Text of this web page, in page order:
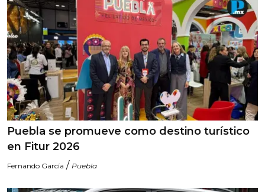
Puebla se promueve como destino turístico
en Fitur 2026
Fernando García / Puebla